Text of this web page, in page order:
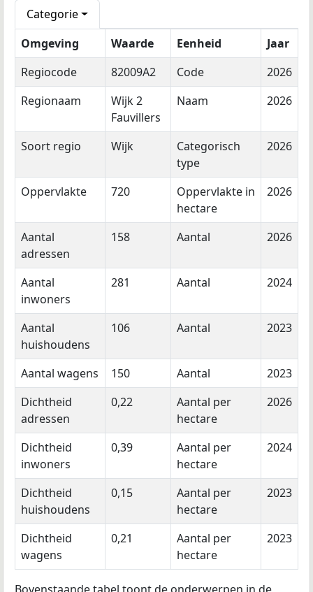
Categorie
Omgeving
Waarde Eenheid
Jaar
Regiocode
82009A2 Code
2026
Regionaam
Wijk 2
Fauvillers
Naam 2026
Soort regio Wijk
Categorisch
type
2026
Oppervlakte 720
Oppervlakte in
hectare
2026
Aantal
adressen
158 Aantal 2026
Aantal
inwoners
281 Aantal 2024
Aantal
huishoudens
106 Aantal 2023
Aantal wagens 150 Aantal
2023
Dichtheid
adressen
0,22
Aantal per
hectare
2026
Dichtheid
inwoners
0,39
Aantal per
hectare
2024
Dichtheid
huishoudens
0,15
Aantal per
hectare
2023
Dichtheid
wagens
0,21
Aantal per
hectare
2023